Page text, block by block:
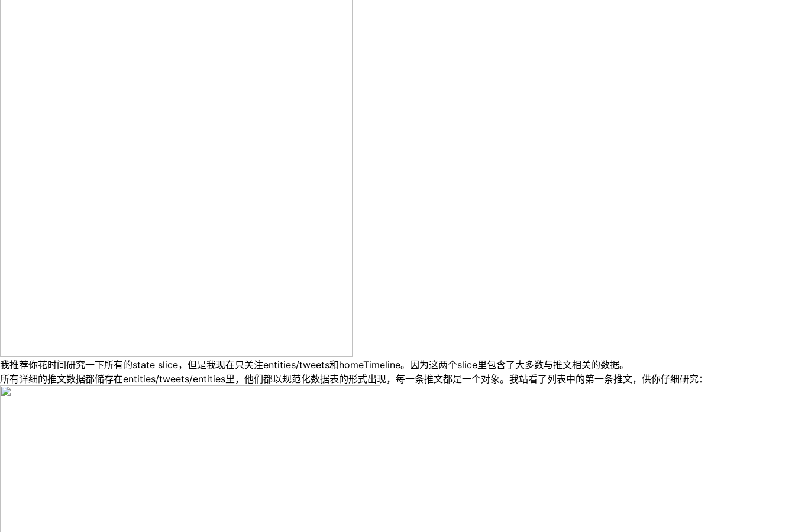
我推荐你花时间研究一下所有的state slice，但是我现在只关注entities/tweets和homeTimeline。 因为这两个slice里包含了大多数与推文相关的数据。
所有详细的推文数据都储存在entities/tweets/entities里，他们都以规范化数据表的形式出现，每一条推文都是一个对象。我站看了列表中的第一条推文，供你仔细研究：